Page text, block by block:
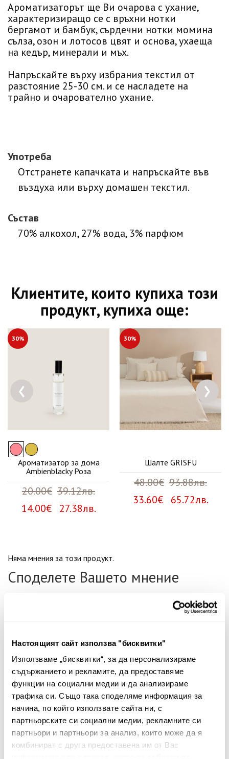
Настоящият сайт използва "бисквитки"
Използваме „бисквитки“, за да персонализираме
съдържанието и рекламите, да предоставяме
функции на социални медии и да анализираме
трафика си. Също така споделяме информация за
начина, по който използвате сайта ни, с
партньорските си социални медии, рекламните си
партньори и партньори за анализ, които може да я
комбинират с друга предоставена им от Вас
Ароматизаторът ще Ви очарова с ухание,
характеризиращо се с връхни нотки
бергамот и бамбук, сърдечни нотки момина
сълза, озон и лотосов цвят и основа, ухаеща
на кедър, минерали и мъх.
Напръскайте върху избрания текстил от
разстояние 25-30 см. и се насладете на
трайно и очарователно ухание.
Употреба
Отстранете капачката и напръскайте във
въздуха или върху домашен текстил.
Състав
70% алкохол, 27% вода, 3% парфюм
Клиентите, които купиха този
продукт, купиха още:
30%
Ароматизатор за дома
Ambienblacky Роза
20.00€ 39.12лв.
14.00€ 27.38лв.
30%
Шалте GRISFU
48.00€ 93.88лв.
33.60€ 65.72лв.
‹ ›
Няма мнения за този продукт.
Споделете Вашето мнение
Вашият коментар:
Забележка: HTML не се поддържа!